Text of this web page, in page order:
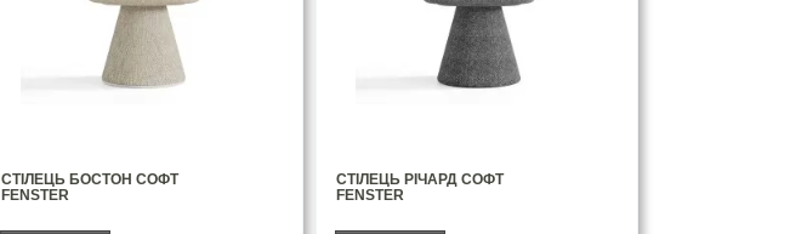
СТІЛЕЦЬ БОСТОН СОФТ
FENSTER
СТІЛЕЦЬ РІЧАРД СОФТ
FENSTER